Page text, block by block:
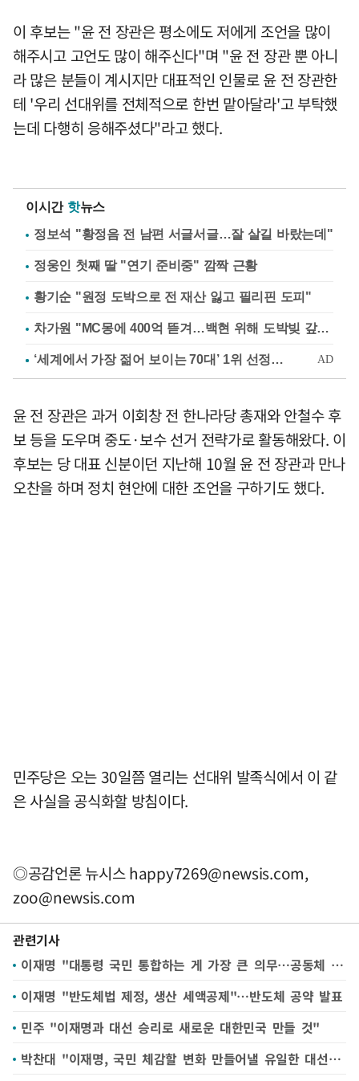
이 후보는 "윤 전 장관은 평소에도 저에게 조언을 많이
해주시고 고언도 많이 해주신다"며 "윤 전 장관 뿐 아니
라 많은 분들이 계시지만 대표적인 인물로 윤 전 장관한
테 '우리 선대위를 전체적으로 한번 맡아달라'고 부탁했
는데 다행히 응해주셨다"라고 했다.
이시간 핫뉴스
정보석 "황정음 전 남편 서글서글…잘 살길 바랐는데"
정웅인 첫째 딸 "연기 준비중" 깜짝 근황
황기순 "원정 도박으로 전 재산 잃고 필리핀 도피"
차가원 "MC몽에 400억 뜯겨…백현 위해 도박빚 갚아줘"
윤 전 장관은 과거 이회창 전 한나라당 총재와 안철수 후
보 등을 도우며 중도·보수 선거 전략가로 활동해왔다. 이
후보는 당 대표 신분이던 지난해 10월 윤 전 장관과 만나
오찬을 하며 정치 현안에 대한 조언을 구하기도 했다.
민주당은 오는 30일쯤 열리는 선대위 발족식에서 이 같
은 사실을 공식화할 방침이다.
◎공감언론 뉴시스happy7269@newsis.com,
zoo@newsis.com
관련기사
이재명 "대통령 국민 통합하는 게 가장 큰 의무…공동체 훼손 않는 경쟁 기대"
이재명 "반도체법 제정, 생산 세액공제"…반도체 공약 발표
민주 "이재명과 대선 승리로 새로운 대한민국 만들 것"
박찬대 "이재명, 국민 체감할 변화 만들어낼 유일한 대선 후보"